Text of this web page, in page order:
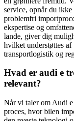
service, opnår du
problemfri
ekspertise og
lande, giver dig
hvilket understøttes
transportlogistik og
Hvad er audi e
relevant?
Når vi taler om Audi
proces, hvor bilen